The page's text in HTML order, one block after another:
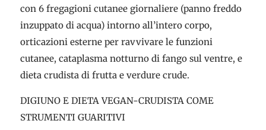
con 6 fregagioni cutanee giornaliere (panno freddo
inzuppato di acqua) intorno all’intero corpo,
orticazioni esterne per ravvivare le funzioni
cutanee, cataplasma notturno di fango sul ventre, e
dieta crudista di frutta e verdure crude.
DIGIUNO E DIETA VEGAN-CRUDISTA COME
STRUMENTI GUARITIVI